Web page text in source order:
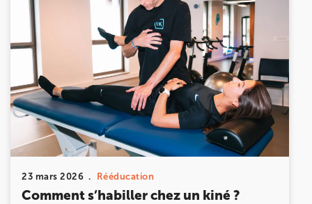
23 mars 2026 Rééducation
Comment s’habiller chez un kiné ?